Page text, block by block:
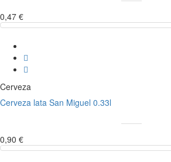
0,47 €
Cerveza
Cerveza lata San Miguel 0.33l
0,90 €